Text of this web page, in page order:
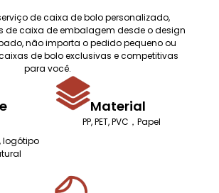
de caixa de bolo personalizado,
de caixa de embalagem desde o design
não importa o pedido pequeno ou
de bolo exclusivas e competitivas
para você.
logótipo
Material
PP, PET, PVC，Papel